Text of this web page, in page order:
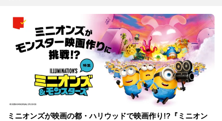
ミニオンズが映画の都・ハリウッドで映画作り!?『ミニオン